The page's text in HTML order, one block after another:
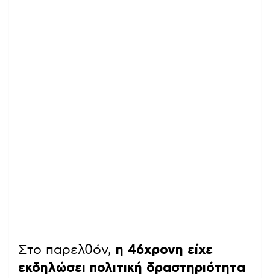
Στο παρελθόν, η 46χρονη είχε
εκδηλώσει πολιτική δραστηριότητα